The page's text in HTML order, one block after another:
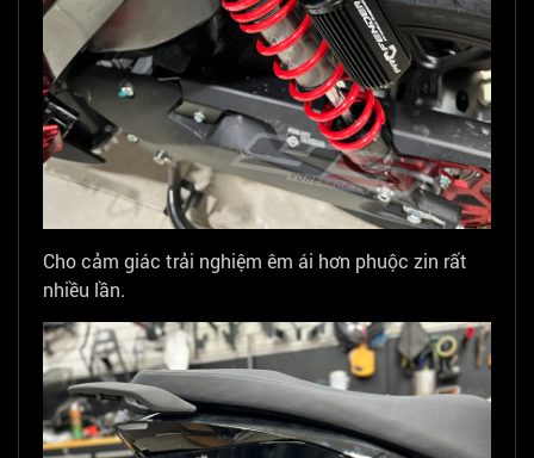
Cho cảm giác trải nghiệm êm ái hơn phuộc zin rất
nhiều lần.